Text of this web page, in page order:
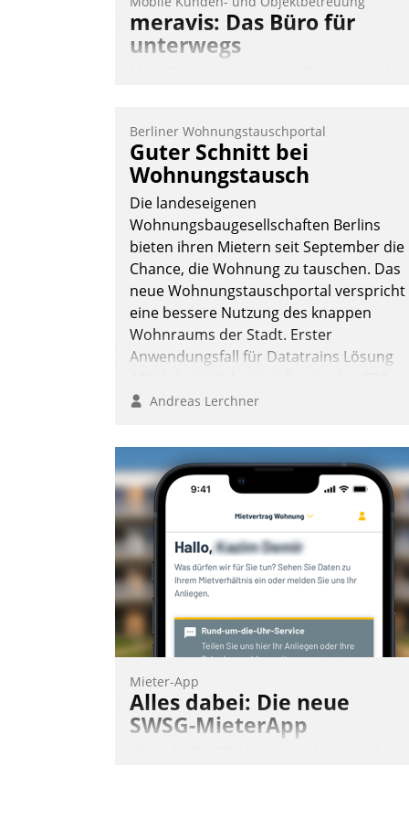
meravis: Das Büro für
unterwegs
Mitarbeiter von Datatrain. Die meravis
Wohnungsbau- und Immobilien GmbH
hat sich dabei für den Betrieb der Lösung
über die SAP Cloud Platform entschieden
- als erstes Unternehmen am
Wohnungsmarkt.
Andreas Lerchner
Berliner Wohnungstauschportal
Guter Schnitt bei
Wohnungstausch
Die landeseigenen
Wohnungsbaugesellschaften Berlins
bieten ihren Mietern seit September die
Chance, die Wohnung zu tauschen. Das
neue Wohnungstauschportal verspricht
eine bessere Nutzung des knappen
Wohnraums der Stadt. Erster
Anwendungsfall für Datatrains Lösung
Systemen der Unternehmen.
Andreas Lerchner
Mieter-App
Alles dabei: Die neue
SWSG-MieterApp